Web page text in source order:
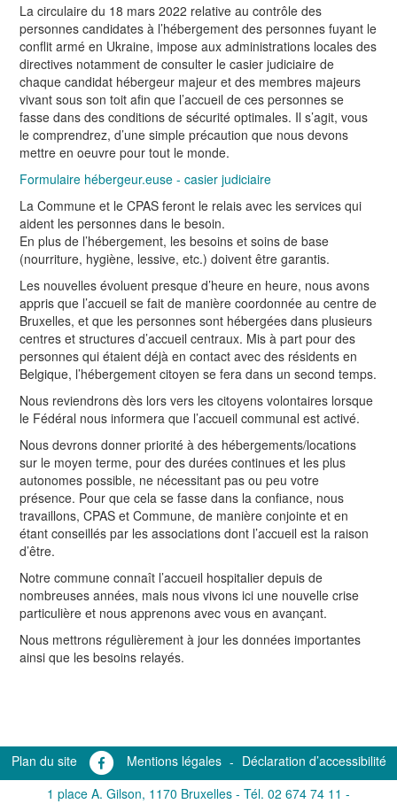
La circulaire du 18 mars 2022 relative au contrôle des
personnes candidates à l’hébergement des personnes fuyant le
conflit armé en Ukraine, impose aux administrations locales des
directives notamment de consulter le casier judiciaire de
chaque candidat hébergeur majeur et des membres majeurs
vivant sous son toit afin que l’accueil de ces personnes se
fasse dans des conditions de sécurité optimales. Il s’agit, vous
le comprendrez, d’une simple précaution que nous devons
mettre en oeuvre pour tout le monde.
Formulaire hébergeur.euse - casier judiciaire
La Commune et le CPAS feront le relais avec les services qui
aident les personnes dans le besoin.
En plus de l’hébergement, les besoins et soins de base
(nourriture, hygiène, lessive, etc.) doivent être garantis.
Les nouvelles évoluent presque d’heure en heure, nous avons
appris que l’accueil se fait de manière coordonnée au centre de
Bruxelles, et que les personnes sont hébergées dans plusieurs
centres et structures d’accueil centraux. Mis à part pour des
personnes qui étaient déjà en contact avec des résidents en
Belgique, l’hébergement citoyen se fera dans un second temps.
Nous reviendrons dès lors vers les citoyens volontaires lorsque
le Fédéral nous informera que l’accueil communal est activé.
Nous devrons donner priorité à des hébergements/locations
sur le moyen terme, pour des durées continues et les plus
autonomes possible, ne nécessitant pas ou peu votre
présence. Pour que cela se fasse dans la confiance, nous
travaillons, CPAS et Commune, de manière conjointe et en
étant conseillés par les associations dont l’accueil est la raison
d’être.
Notre commune connaît l’accueil hospitalier depuis de
nombreuses années, mais nous vivons ici une nouvelle crise
particulière et nous apprenons avec vous en avançant.
Nous mettrons régulièrement à jour les données importantes
ainsi que les besoins relayés.
Plan du site Mentions légales - Déclaration d’accessibilité
1 place A. Gilson, 1170 Bruxelles - Tél. 02 674 74 11 -